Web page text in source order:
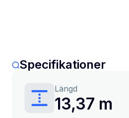
Specifikationer
Längd
13,37 m